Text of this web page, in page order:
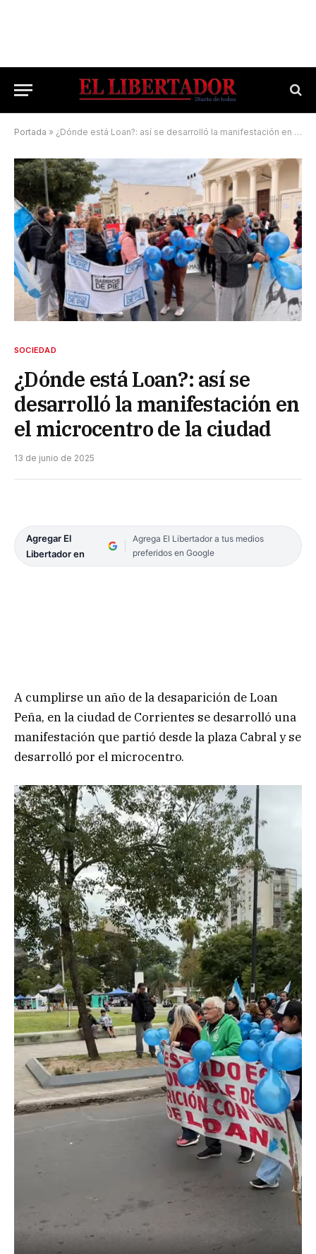
Portada » ¿Dónde está Loan?: así se desarrolló la manifestación en el microcentro de la ciudad
SOCIEDAD
¿Dónde está Loan?: así se
desarrolló la manifestación en
el microcentro de la ciudad
13 de junio de 2025
Agregar El
Libertador en
Agrega El Libertador a tus medios
preferidos en Google
A cumplirse un año de la desaparición de Loan
Peña, en la ciudad de Corrientes se desarrolló una
manifestación que partió desde la plaza Cabral y se
desarrolló por el microcentro.